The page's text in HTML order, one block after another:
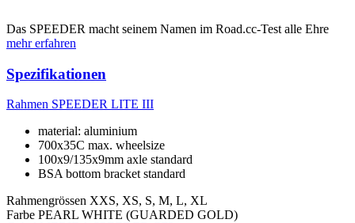
Das SPEEDER macht seinem Namen im Road.cc-Test alle Ehre
mehr erfahren
Spezifikationen
Rahmen SPEEDER LITE III
material: aluminium
700x35C max. wheelsize
100x9/135x9mm axle standard
BSA bottom bracket standard
Rahmengrössen XXS, XS, S, M, L, XL
Farbe PEARL WHITE (GUARDED GOLD)